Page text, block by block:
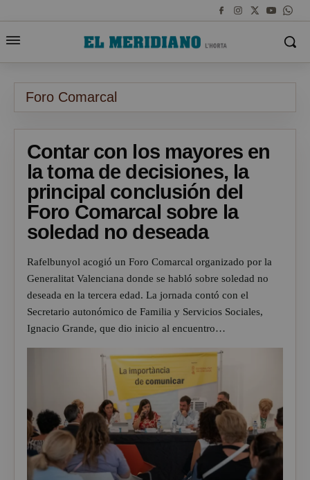
Foro Comarcal
Contar con los mayores en
la toma de decisiones, la
principal conclusión del
Foro Comarcal sobre la
soledad no deseada
Rafelbunyol acogió un Foro Comarcal organizado por la
Generalitat Valenciana donde se habló sobre soledad no
deseada en la tercera edad. La jornada contó con el
Secretario autonómico de Familia y Servicios Sociales,
Ignacio Grande, que dio inicio al encuentro…